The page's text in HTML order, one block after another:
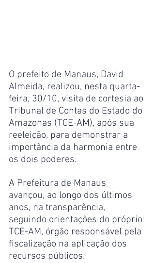
O prefeito de Manaus, David
Almeida, realizou, nesta quarta-
feira, 30/10, visita de cortesia ao
Tribunal de Contas do Estado do
Amazonas (TCE-AM), após sua
reeleição, para demonstrar a
importância da harmonia entre
os dois poderes.
A Prefeitura de Manaus
avançou, ao longo dos últimos
anos, na transparência,
seguindo orientações do próprio
TCE-AM, órgão responsável pela
fiscalização na aplicação dos
recursos públicos.